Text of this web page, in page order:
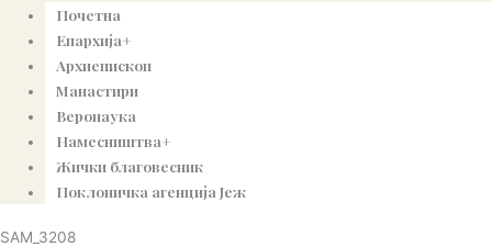
Почетна
Епархија+
Архиепископ
Манастири
Веронаука
Намесништва+
Жички благовесник
Поклоничка агенција Јеж
SAM_3208